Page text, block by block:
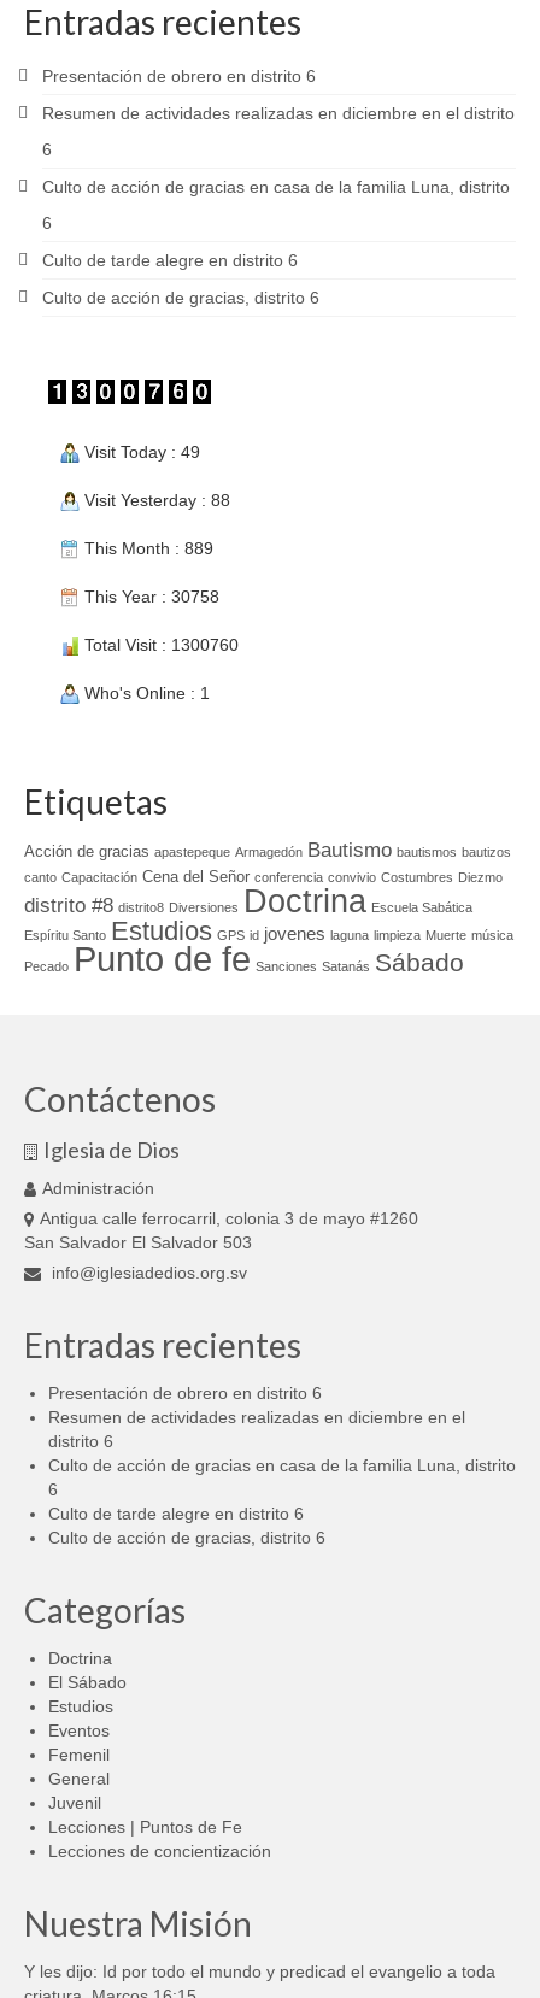
Entradas recientes
Presentación de obrero en distrito 6
Resumen de actividades realizadas en diciembre en el distrito
6
Culto de acción de gracias en casa de la familia Luna, distrito
6
Culto de tarde alegre en distrito 6
Culto de acción de gracias, distrito 6
Visit Today : 49
Visit Yesterday : 88
This Month : 889
This Year : 30758
Total Visit : 1300760
Who's Online : 1
Etiquetas
Acción de gracias apastepeque Armagedón Bautismo bautismos bautizos
canto Capacitación Cena del Señor conferencia convivio Costumbres Diezmo
distrito #8 distrito8 Diversiones Doctrina Escuela Sabática
Espíritu Santo Estudios GPS id jovenes laguna limpieza Muerte música
Pecado Punto de fe Sanciones Satanás Sábado
Contáctenos
Iglesia de Dios
Administración
Antigua calle ferrocarril, colonia 3 de mayo #1260
San Salvador El Salvador 503
info@iglesiadedios.org.sv
Entradas recientes
Presentación de obrero en distrito 6
Resumen de actividades realizadas en diciembre en el
distrito 6
Culto de acción de gracias en casa de la familia Luna, distrito
6
Culto de tarde alegre en distrito 6
Culto de acción de gracias, distrito 6
Categorías
Doctrina
El Sábado
Estudios
Eventos
Femenil
General
Juvenil
Lecciones | Puntos de Fe
Lecciones de concientización
Nuestra Misión
Y les dijo: Id por todo el mundo y predicad el evangelio a toda